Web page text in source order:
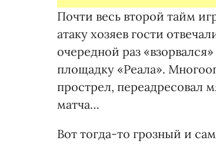
Почти весь второй тайм
атаку хозяев гости
очередной раз
площадку «Реала».
прострел, переадресовал
матча…
Вот тогда-то грозный и